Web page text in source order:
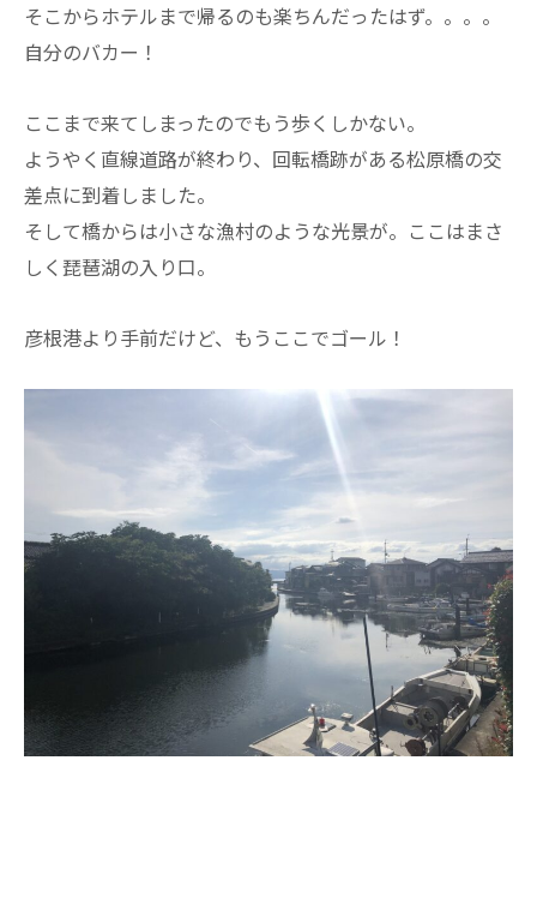
そこからホテルまで帰るのも楽ちんだったはず。。。。
自分のバカー！
ここまで来てしまったのでもう歩くしかない。
ようやく直線道路が終わり、回転橋跡がある松原橋の交
差点に到着しました。
そして橋からは小さな漁村のような光景が。ここはまさ
しく琵琶湖の入り口。
彦根港より手前だけど、もうここでゴール！